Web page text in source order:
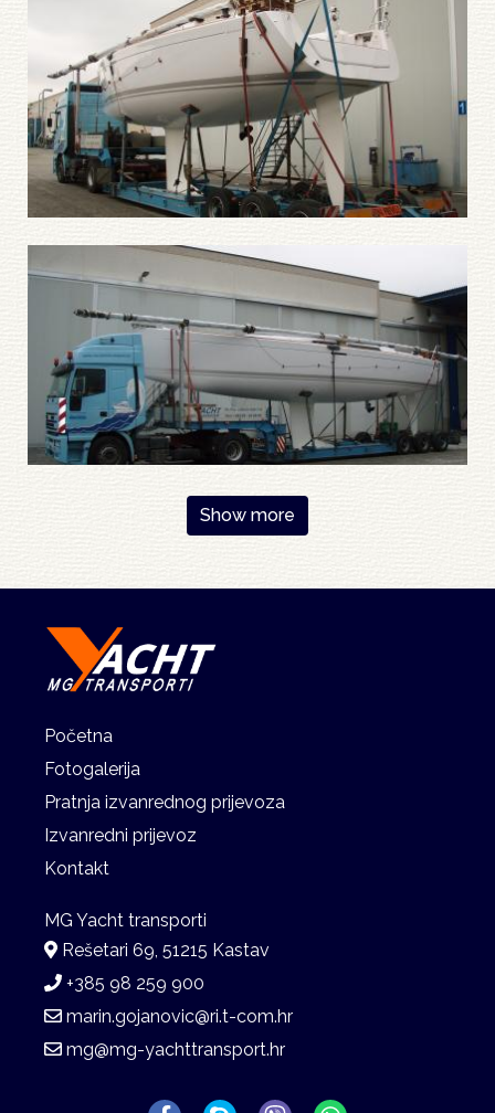
Show more
Početna
Fotogalerija
Pratnja izvanrednog prijevoza
Izvanredni prijevoz
Kontakt
Rešetari 69, 51215 Kastav
+385 98 259 900
marin.gojanovic@ri.t-com.hr
mg@mg-yachttransport.hr